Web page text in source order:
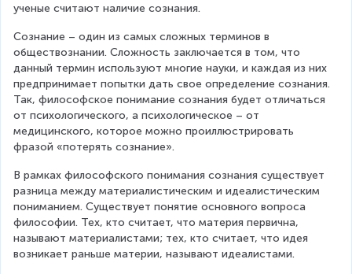
ученые считают наличие сознания.
Сознание – один из самых сложных терминов в
обществознании. Сложность заключается в том, что
данный термин используют многие науки, и каждая из них
предпринимает попытки дать свое определение сознания.
Так, философское понимание сознания будет отличаться
от психологического, а психологическое – от
медицинского, которое можно проиллюстрировать
фразой «потерять сознание».
В рамках философского понимания сознания существует
разница между материалистическим и идеалистическим
пониманием. Существует понятие основного вопроса
философии. Тех, кто считает, что материя первична,
называют материалистами; тех, кто считает, что идея
возникает раньше материи, называют идеалистами.